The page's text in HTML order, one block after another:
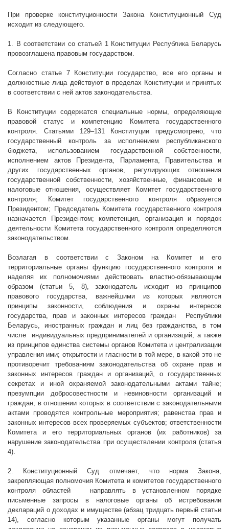
При проверке конституционности Закона Конституционный Суд
исходит из следующего.
1. В соответствии со статьей 1 Конституции Республика Беларусь
провозглашена правовым государством.
Согласно статье 7 Конституции государство, все его органы и
должностные лица действуют в пределах Конституции и принятых
в соответствии с ней актов законодательства.
В Конституции содержатся специальные нормы, определяющие
правовой статус и компетенцию Комитета государственного
контроля. Статьями 129–131 Конституции предусмотрено, что
государственный контроль за исполнением республиканского
бюджета, использованием государственной собственности,
исполнением актов Президента, Парламента, Правительства и
других государственных органов, регулирующих отношения
государственной собственности, хозяйственные, финансовые и
налоговые отношения, осуществляет Комитет государственного
контроля; Комитет государственного контроля образуется
Президентом; Председатель Комитета государственного контроля
назначается Президентом; компетенция, организация и порядок
деятельности Комитета государственного контроля определяются
законодательством.
Возлагая в соответствии с Законом на Комитет и его
территориальные органы функцию государственного контроля и
наделяя их полномочиями действовать властно-обязывающим
образом (статьи 5, 8), законодатель исходит из принципов
правового государства, важнейшими из которых являются
принципы законности, соблюдения и охраны интересов
государства, прав и законных интересов граждан
Республики
Беларусь, иностранных граждан и лиц без гражданства, в том
числе
индивидуальных предпринимателей и организаций, а также
из принципов единства системы органов Комитета и централизации
управления ими; открытости и гласности в той мере, в какой это не
противоречит требованиям законодательства об охране прав и
законных интересов граждан и организаций, о государственных
секретах и иной охраняемой законодательными актами тайне;
презумпции добросовестности и невиновности организаций и
граждан, в отношении которых в соответствии с законодательными
актами проводятся контрольные мероприятия; равенства прав и
законных интересов всех проверяемых субъектов; ответственности
Комитета и его территориальных органов (их работников) за
нарушение законодательства при осуществлении контроля (статья
4).
2. Конституционный Суд отмечает, что норма Закона,
закрепляющая полномочия Комитета и комитетов государственного
контроля областей
направлять в установленном порядке
письменные запросы в налоговые органы об истребовании
деклараций о доходах и имуществе (абзац тридцать первый статьи
14), согласно которым указанные органы могут получать